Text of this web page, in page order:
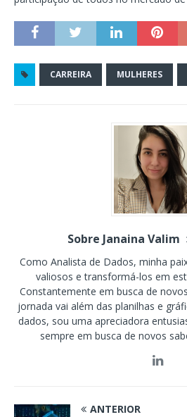
CARREIRA MULHERES
Sobre Janaina Valim
Como Analista de Dados, minha
valiosos e transformá-los em
Constantemente em busca de
jornada vai além das planilhas e
dados, sou uma apreciadora
sempre em busca de novos
ANTERIOR